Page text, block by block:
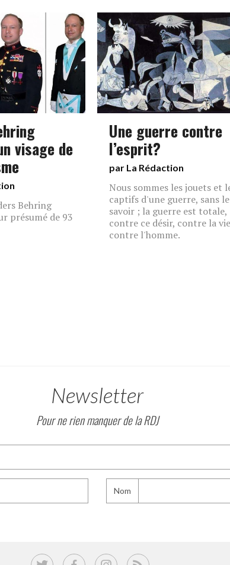
visage de
Behring
présumé de 93
Une guerre contre
l’esprit?
par La Rédaction
Nous sommes les jouets et
captifs d'une guerre, sans le
savoir ; la guerre est totale,
contre ce désir, contre la
contre l'homme.
Newsletter
Pour ne rien manquer de la RDJ
Nom